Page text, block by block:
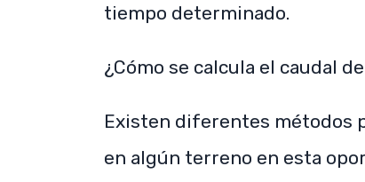
tiempo determinado.
¿Cómo se calcula el caudal
Existen diferentes métodos
en algún terreno en esta